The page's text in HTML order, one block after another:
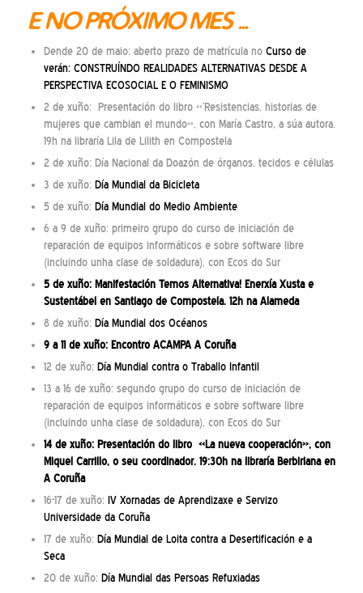
E NO PRÓXIMO MES …
Dende 20 de maio: aberto prazo de matrícula no Curso de
verán: CONSTRUÍNDO REALIDADES ALTERNATIVAS DESDE A
PERSPECTIVA ECOSOCIAL E O FEMINISMO
2 de xuño: Presentación do libro «‘Resistencias, historias de
mujeres que cambian el mundo», con María Castro, a súa autora.
19h na libraría Lila de Lilith en Compostela
2 de xuño: Día Nacional da Doazón de órganos, tecidos e células
3 de xuño: Día Mundial da Bicicleta
5 de xuño: Día Mundial do Medio Ambiente
6 a 9 de xuño: primeiro grupo do curso de iniciación de
reparación de equipos informáticos e sobre software libre
(incluindo unha clase de soldadura), con Ecos do Sur
5 de xuño: Manifestación Temos Alternativa! Enerxía Xusta e
Sustentábel en Santiago de Compostela. 12h na Alameda
8 de xuño: Día Mundial dos Océanos
9 a 11 de xuño: Encontro ACAMPA A Coruña
12 de xuño: Día Mundial contra o Traballo Infantil
13 a 16 de xuño: segundo grupo do curso de iniciación de
reparación de equipos informáticos e sobre software libre
(incluindo unha clase de soldadura), con Ecos do Sur
14 de xuño: Presentación do libro «La nueva cooperación», con
Miquel Carrillo, o seu coordinador. 19:30h na libraría Berbiriana en
A Coruña
16-17 de xuño: IV Xornadas de Aprendizaxe e Servizo
Universidade da Coruña
17 de xuño: Día Mundial de Loita contra a Desertificación e a
Seca
20 de xuño: Día Mundial das Persoas Refuxiadas